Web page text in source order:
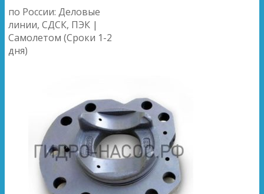
по России: Деловые
линии, СДСК, ПЭК |
Самолетом (Сроки 1-2
дня)